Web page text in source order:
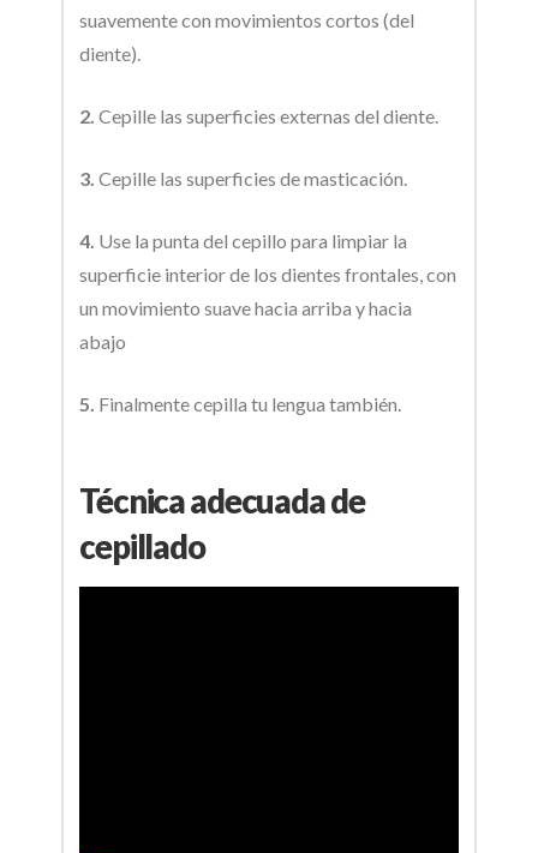
suavemente con movimientos cortos (del
diente).
2. Cepille las superficies externas del diente.
3. Cepille las superficies de masticación.
4. Use la punta del cepillo para limpiar la
superficie interior de los dientes frontales, con
un movimiento suave hacia arriba y hacia
abajo
5. Finalmente cepilla tu lengua también.
Técnica adecuada de
cepillado